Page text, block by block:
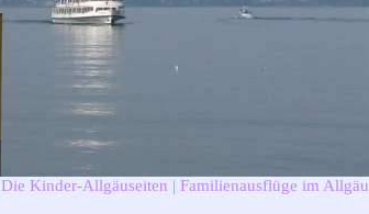
Die Kinder-Allgäuseiten | Familienausflüge im Allgäu